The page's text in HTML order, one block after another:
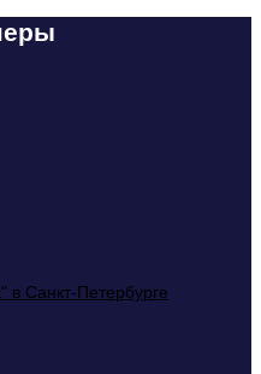
в Санкт-Петербурге